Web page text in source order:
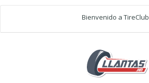
Bienvenido a TireClub